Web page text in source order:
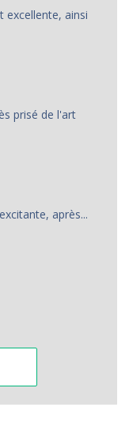
excellente, ainsi
prisé de l'art
après...